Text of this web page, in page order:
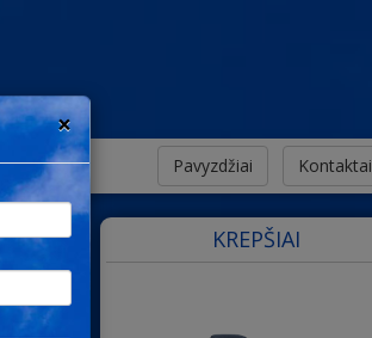
Pavyzdžiai Kontaktai
KREPŠIAI
×